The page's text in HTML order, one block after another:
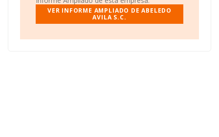
VER INFORME AMPLIADO DE ABELEDO
AVILA S.C.